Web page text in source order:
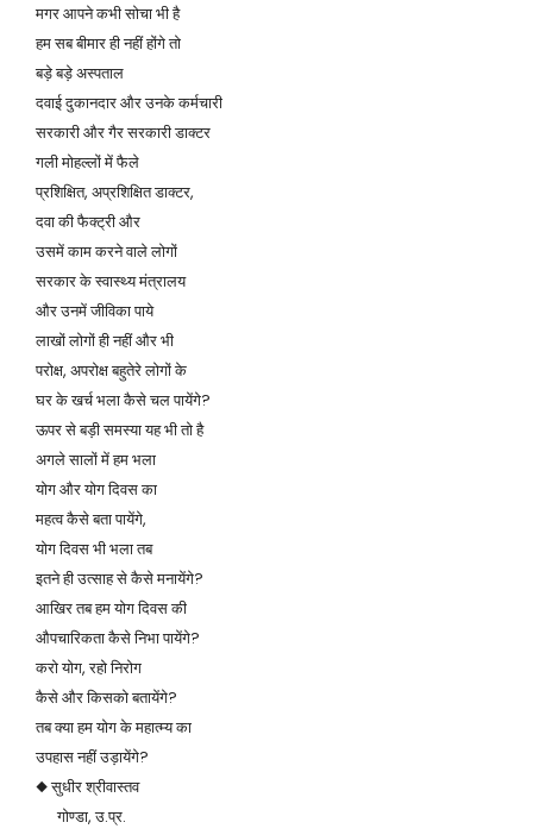
मगर आपने कभी सोचा भी है
हम सब बीमार ही नहीं होंगे तो
बड़े बड़े अस्पताल
दवाई दुकानदार और उनके कर्मचारी
सरकारी और गैर सरकारी डाक्टर
गली मोहल्लों में फैले
प्रशिक्षित, अप्रशिक्षित डाक्टर,
दवा की फैक्ट्री और
उसमें काम करने वाले लोगों
सरकार के स्वास्थ्य मंत्रालय
और उनमें जीविका पाये
लाखों लोगों ही नहीं और भी
परोक्ष, अपरोक्ष बहुतेरे लोगों के
घर के खर्च भला कैसे चल पायेंगे?
ऊपर से बड़ी समस्या यह भी तो है
अगले सालों में हम भला
योग और योग दिवस का
महत्व कैसे बता पायेंगे,
योग दिवस भी भला तब
इतने ही उत्साह से कैसे मनायेंगे?
आखिर तब हम योग दिवस की
औपचारिकता कैसे निभा पायेंगे?
करो योग, रहो निरोग
कैसे और किसको बतायेंगे?
तब क्या हम योग के महात्म्य का
उपहास नहीं उड़ायेंगे?
◆ सुधीर श्रीवास्तव
गोण्डा, उ.प्र.